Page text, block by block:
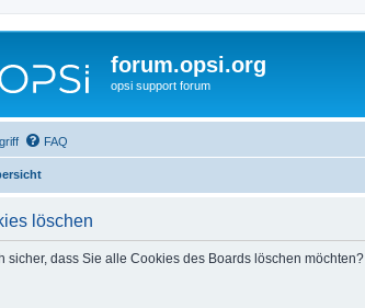
forum.opsi.org
opsi support forum
FAQ
löschen
sicher, dass Sie alle Cookies des Boards löschen möchten?